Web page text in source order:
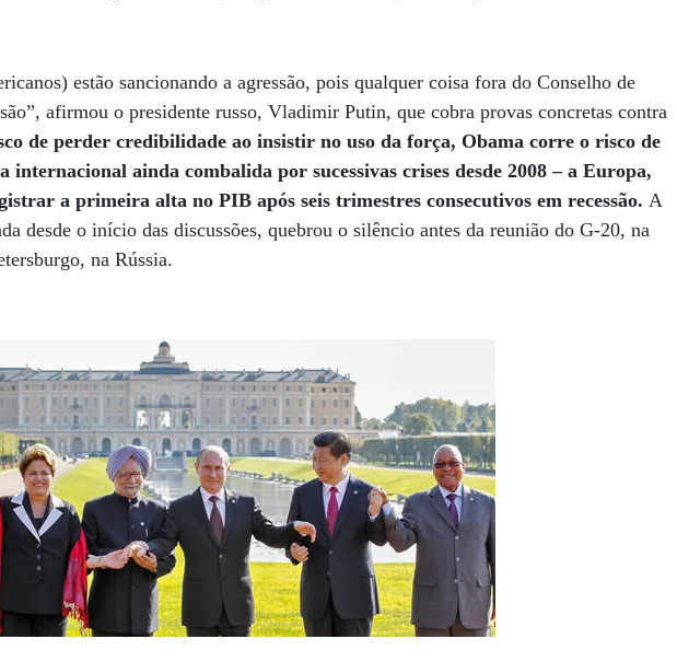
estão sancionando a agressão, pois qualquer coisa fora do Conselho de
afirmou o presidente russo, Vladimir Putin, que cobra provas concretas contra
de perder credibilidade ao insistir no uso da força, Obama corre o risco de
internacional ainda combalida por sucessivas crises desde 2008 – a Europa,
a primeira alta no PIB após seis trimestres consecutivos em recessão. A
desde o início das discussões, quebrou o silêncio antes da reunião do G-20, na
na Rússia.